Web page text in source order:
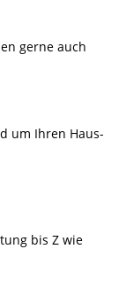
gerne auch
um Ihren Haus-
bis Z wie